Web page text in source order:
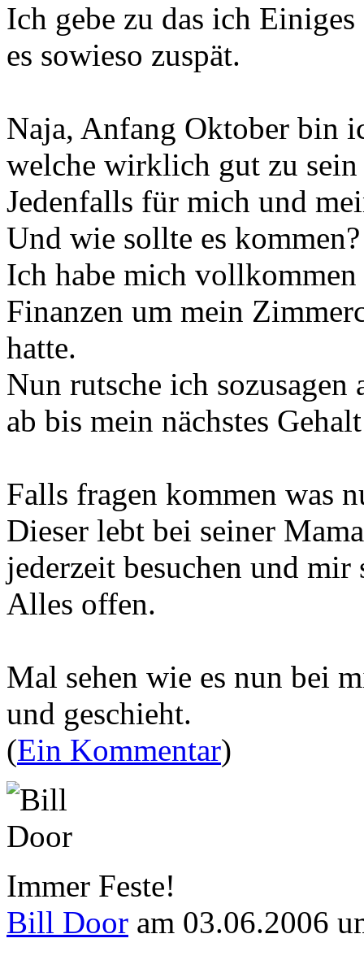
Ich gebe zu das ich
es sowieso zuspät.
Naja, Anfang Oktober bin
welche wirklich gut zu sein
Jedenfalls für mich und
Und wie sollte es kommen?
Ich habe mich
Finanzen um mein
hatte.
Nun rutsche ich
ab bis mein nächstes
Falls fragen kommen was
Dieser lebt bei seiner
jederzeit besuchen und
Alles offen.
Mal sehen wie es nun bei
und geschieht.
(Ein Kommentar)
Immer Feste!
Bill Door am 03.06.2006